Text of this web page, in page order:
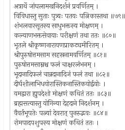
अत्रार्थे जांघलामखनिदर्शनं प्रवर्णितम् ।
विविधास्तु सुताः पुत्र्यः पतयः पत्निकास्तथा ॥७९॥
शंभलवारसूतस्य साधुभक्तस्य मोक्षणम् ।
कल्याणभक्तसेवायाः परीक्षणं तथा ततः ॥८०॥
भूतले श्रीकृष्णनारायणप्राकट्यमीरितम् ।
श्रीपुरुषोत्तमसाम सहस्रनामवर्णितम् ॥८१॥
पुरुषोत्तमसाम्नश्च फलं चाक्षरलंभनम् ।
भूदानादिफलं चान्नदानादिजं फलं तथा ॥८२॥
दीर्घशीलाभिधयोरास्तिकनास्तिकयोर्द्वयोः ।
यमद्वारा ह्युपदेशो मोक्षणं कथितं ततः ॥८३॥
ब्रह्मसत्यास्तु योगिन्या देहदाने निदर्शनम् ।
वैवर्तभूपतेः पत्न्यां देवरात् पुनरुद्भवः ॥८४॥
रोमपादपशुपस्य मोक्षणं कथितं ततः ।